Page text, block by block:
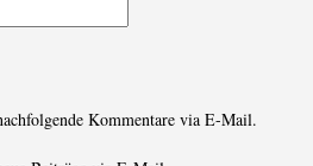
Kommentare via E-Mail.